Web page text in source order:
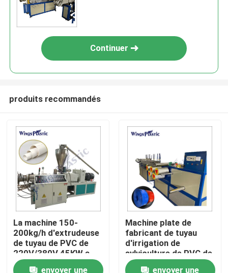
Maison
Produits
Au sujet de nous
Continuer
produits recommandés
La machine 150-
200kg/h d'extrudeuse
de tuyau de PVC de
220V/380V 45KW a
produit
envoyer une
Machine plate de
fabricant de tuyau
d'irrigation de
sylviculture de PVC de
configuration de
envoyer une